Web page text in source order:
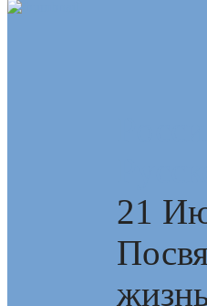
21